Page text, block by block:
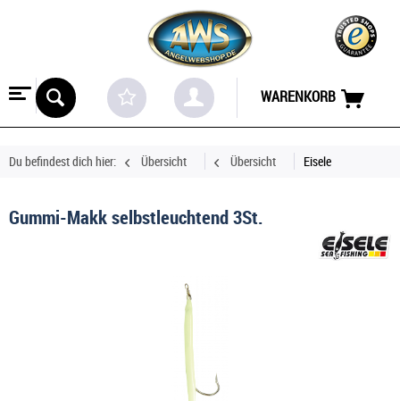
WARENKORB
Du befindest dich hier: Übersicht Übersicht Eisele
Gummi-Makk selbstleuchtend 3St.